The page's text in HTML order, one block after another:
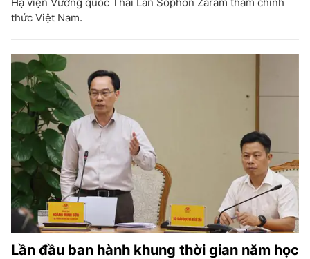
thức Việt Nam.
Lần đầu ban hành khung thời gian năm học